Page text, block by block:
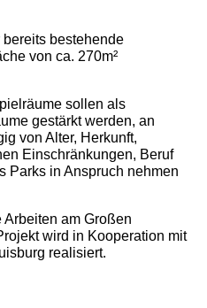
bestehende
von ca. 270m²
sollen als
gestärkt werden, an
von Alter, Herkunft,
Einschränkungen, Beruf
Parks in Anspruch nehmen
Arbeiten am Großen
wird in Kooperation mit
realisiert.